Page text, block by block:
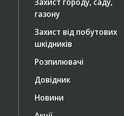
газону
Захист від побутових
шкідників
Розпилювачі
Довідник
Новини